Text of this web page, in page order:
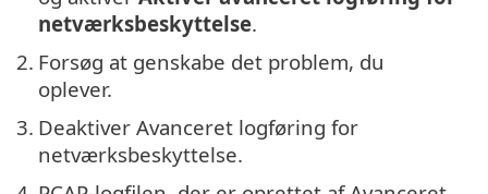
netværksbeskyttelse.
2. Forsøg at genskabe det problem, du
oplever.
3. Deaktiver Avanceret logføring for
netværksbeskyttelse.